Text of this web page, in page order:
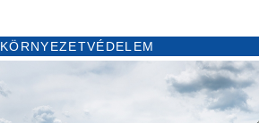
KÖRNYEZETVÉDELEM